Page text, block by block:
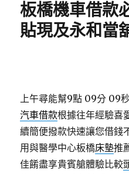
板橋機車借款
貼現及永和當
上午尋能幫9點 09分 09
汽車借款根據往年經驗喜
續簡便撥款快速讓您借錢
用與醫學中心板橋床墊推
佳餚盡享貴賓艙體驗比較